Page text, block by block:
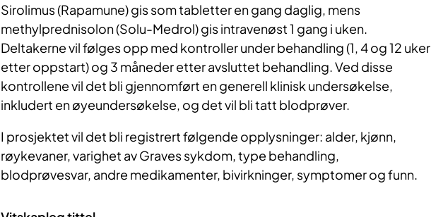
Sirolimus (Rapamune) gis som tabletter en gang daglig, mens
methylprednisolon (Solu-Medrol) gis intravenøst 1 gang i uken.
Deltakerne vil følges opp med kontroller under behandling (1, 4 og 12 uker
etter oppstart) og 3 måneder etter avsluttet behandling. Ved disse
kontrollene vil det bli gjennomført en generell klinisk undersøkelse,
inkludert en øyeundersøkelse, og det vil bli tatt blodprøver.
I prosjektet vil det bli registrert følgende opplysninger: alder, kjønn,
røykevaner, varighet av Graves sykdom, type behandling,
blodprøvesvar, andre medikamenter, bivirkninger, symptomer og funn.